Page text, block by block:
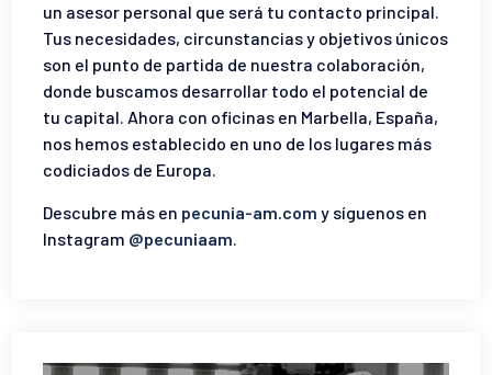
un asesor personal que será tu contacto principal.
Tus necesidades, circunstancias y objetivos únicos
son el punto de partida de nuestra colaboración,
donde buscamos desarrollar todo el potencial de
tu capital. Ahora con oficinas en Marbella, España,
nos hemos establecido en uno de los lugares más
codiciados de Europa.
Descubre más en pecunia-am.com y síguenos en
Instagram @pecuniaam.